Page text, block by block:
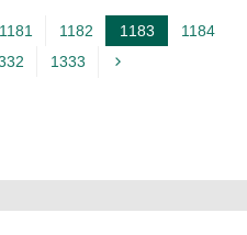
1181 1182 1183
l
l
1184
1333